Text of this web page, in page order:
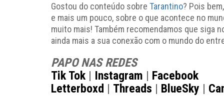
Gostou do conteúdo sobre Tarantino? Pois
e mais um pouco, sobre o que acontece no
muito mais! Também recomendamos que siga
ainda mais a sua conexão com o mundo do
PAPO NAS REDES
Tik Tok | Instagram | Facebook
Letterboxd | Threads | BlueSky |